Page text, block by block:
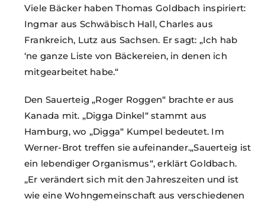
Viele Bäcker haben Thomas Goldbach inspiriert:
Ingmar aus Schwäbisch Hall, Charles aus
Frankreich, Lutz aus Sachsen. Er sagt: „Ich hab
‘ne ganze Liste von Bäckereien, in denen ich
mitgearbeitet habe.“
Den Sauerteig „Roger Roggen“ brachte er aus
Kanada mit. „Digga Dinkel“ stammt aus
Hamburg, wo „Digga“ Kumpel bedeutet. Im
Werner-Brot treffen sie aufeinander.„Sauerteig ist
ein lebendiger Organismus“, erklärt Goldbach.
„Er verändert sich mit den Jahreszeiten und ist
wie eine Wohngemeinschaft aus verschiedenen